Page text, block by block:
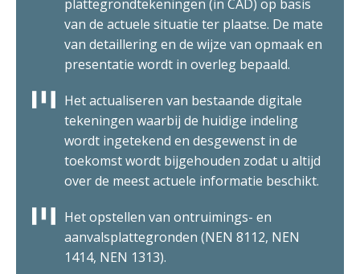
plattegrondtekeningen (in CAD) op basis
van de actuele situatie ter plaatse. De mate
van detaillering en de wijze van opmaak en
presentatie wordt in overleg bepaald.
Het actualiseren van bestaande digitale
tekeningen waarbij de huidige indeling
wordt ingetekend en desgewenst in de
toekomst wordt bijgehouden zodat u altijd
over de meest actuele informatie beschikt.
Het opstellen van ontruimings- en
aanvalsplattegronden (NEN 8112, NEN
1414, NEN 1313).